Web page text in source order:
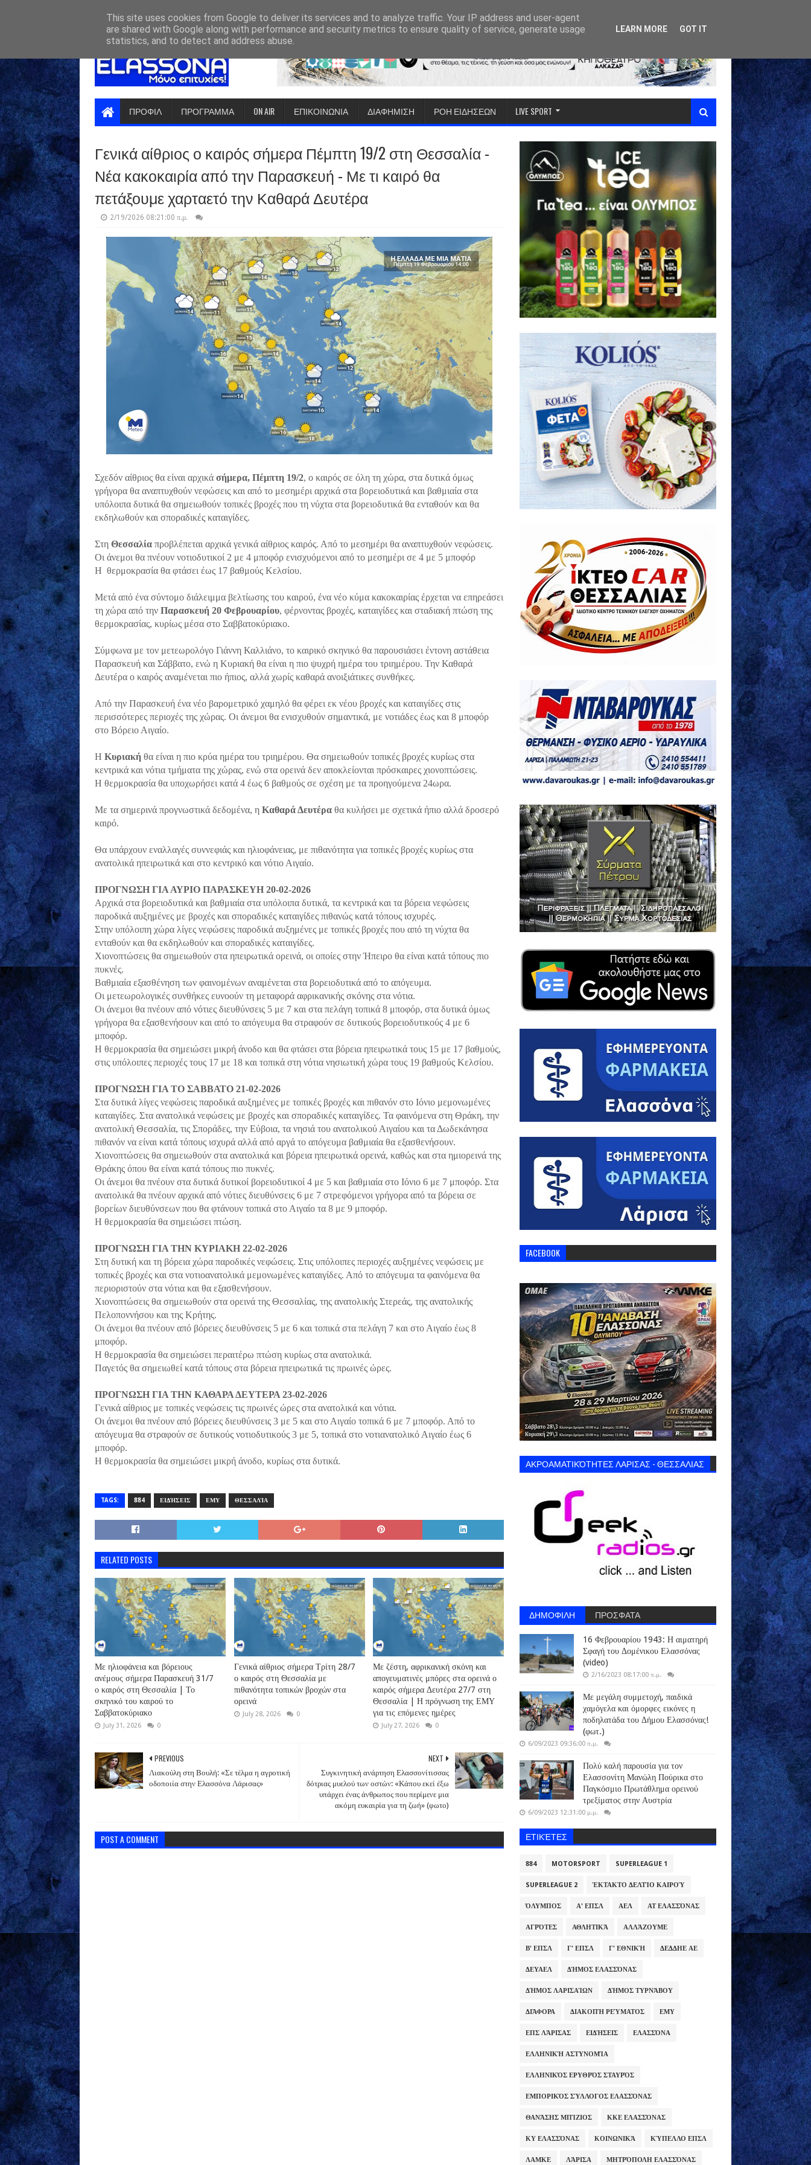
ΠΡΟΦΙΛ ΠΡΟΓΡΑΜΜΑ ON AIR ΕΠΙΚΟΙΝΩΝΙΑ ΔΙΑΦΗΜΙΣΗ ΡΟΗ ΕΙΔΗΣΕΩΝ LIVE SPORT
Γενικά αίθριος ο καιρός σήμερα Πέμπτη 19/2 στη Θεσσαλία -
Νέα κακοκαιρία από την Παρασκευή - Με τι καιρό θα
πετάξουμε χαρταετό την Καθαρά Δευτέρα
2/19/2026 08:21:00 π.μ.
Σχεδόν αίθριος θα είναι αρχικά σήμερα, Πέμπτη 19/2, ο καιρός σε όλη τη χώρα, στα δυτικά όμως
γρήγορα θα αναπτυχθούν νεφώσεις και από το μεσημέρι αρχικά στα βορειοδυτικά και βαθμιαία στα
υπόλοιπα δυτικά θα σημειωθούν τοπικές βροχές που τη νύχτα στα βορειοδυτικά θα ενταθούν και θα
εκδηλωθούν και σποραδικές καταιγίδες.
Στη Θεσσαλία προβλέπεται αρχικά γενικά αίθριος καιρός. Από το μεσημέρι θα αναπτυχθούν νεφώσεις.
Οι άνεμοι θα πνέουν νοτιοδυτικοί 2 με 4 μποφόρ ενισχυόμενοι από το μεσημέρι σε 4 με 5 μποφόρ
Η θερμοκρασία θα φτάσει έως 17 βαθμούς Κελσίου.
Μετά από ένα σύντομο διάλειμμα βελτίωσης του καιρού, ένα νέο κύμα κακοκαιρίας έρχεται να επηρεάσει
τη χώρα από την Παρασκευή 20 Φεβρουαρίου, φέρνοντας βροχές, καταιγίδες και σταδιακή πτώση της
θερμοκρασίας, κυρίως μέσα στο Σαββατοκύριακο.
Σύμφωνα με τον μετεωρολόγο Γιάννη Καλλιάνο, το καιρικό σκηνικό θα παρουσιάσει έντονη αστάθεια
Παρασκευή και Σάββατο, ενώ η Κυριακή θα είναι η πιο ψυχρή ημέρα του τριημέρου. Την Καθαρά
Δευτέρα ο καιρός αναμένεται πιο ήπιος, αλλά χωρίς καθαρά ανοιξιάτικες συνθήκες.
Από την Παρασκευή ένα νέο βαρομετρικό χαμηλό θα φέρει εκ νέου βροχές και καταιγίδες στις
περισσότερες περιοχές της χώρας. Οι άνεμοι θα ενισχυθούν σημαντικά, με νοτιάδες έως και 8 μποφόρ
στο Βόρειο Αιγαίο.
Η Κυριακή θα είναι η πιο κρύα ημέρα του τριημέρου. Θα σημειωθούν τοπικές βροχές κυρίως στα
κεντρικά και νότια τμήματα της χώρας, ενώ στα ορεινά δεν αποκλείονται πρόσκαιρες χιονοπτώσεις.
Η θερμοκρασία θα υποχωρήσει κατά 4 έως 6 βαθμούς σε σχέση με τα προηγούμενα 24ωρα.
Με τα σημερινά προγνωστικά δεδομένα, η Καθαρά Δευτέρα θα κυλήσει με σχετικά ήπιο αλλά δροσερό
καιρό.
Θα υπάρχουν εναλλαγές συννεφιάς και ηλιοφάνειας, με πιθανότητα για τοπικές βροχές κυρίως στα
ανατολικά ηπειρωτικά και στο κεντρικό και νότιο Αιγαίο.
ΠΡΟΓΝΩΣΗ ΓΙΑ ΑΥΡΙΟ ΠΑΡΑΣΚΕΥΗ 20-02-2026
Αρχικά στα βορειοδυτικά και βαθμιαία στα υπόλοιπα δυτικά, τα κεντρικά και τα βόρεια νεφώσεις
παροδικά αυξημένες με βροχές και σποραδικές καταιγίδες πιθανώς κατά τόπους ισχυρές.
Στην υπόλοιπη χώρα λίγες νεφώσεις παροδικά αυξημένες με τοπικές βροχές που από τη νύχτα θα
ενταθούν και θα εκδηλωθούν και σποραδικές καταιγίδες.
Χιονοπτώσεις θα σημειωθούν στα ηπειρωτικά ορεινά, οι οποίες στην Ήπειρο θα είναι κατά τόπους πιο
πυκνές.
Βαθμιαία εξασθένηση των φαινομένων αναμένεται στα βορειοδυτικά από το απόγευμα.
Οι μετεωρολογικές συνθήκες ευνοούν τη μεταφορά αφρικανικής σκόνης στα νότια.
Οι άνεμοι θα πνέουν από νότιες διευθύνσεις 5 με 7 και στα πελάγη τοπικά 8 μποφόρ, στα δυτικά όμως
γρήγορα θα εξασθενήσουν και από το απόγευμα θα στραφούν σε δυτικούς βορειοδυτικούς 4 με 6
μποφόρ.
Η θερμοκρασία θα σημειώσει μικρή άνοδο και θα φτάσει στα βόρεια ηπειρωτικά τους 15 με 17 βαθμούς,
στις υπόλοιπες περιοχές τους 17 με 18 και τοπικά στη νότια νησιωτική χώρα τους 19 βαθμούς Κελσίου.
ΠΡΟΓΝΩΣΗ ΓΙΑ ΤΟ ΣΑΒΒΑΤΟ 21-02-2026
Στα δυτικά λίγες νεφώσεις παροδικά αυξημένες με τοπικές βροχές και πιθανόν στο Ιόνιο μεμονωμένες
καταιγίδες. Στα ανατολικά νεφώσεις με βροχές και σποραδικές καταιγίδες. Τα φαινόμενα στη Θράκη, την
ανατολική Θεσσαλία, τις Σποράδες, την Εύβοια, τα νησιά του ανατολικού Αιγαίου και τα Δωδεκάνησα
πιθανόν να είναι κατά τόπους ισχυρά αλλά από αργά το απόγευμα βαθμιαία θα εξασθενήσουν.
Χιονοπτώσεις θα σημειωθούν στα ανατολικά και βόρεια ηπειρωτικά ορεινά, καθώς και στα ημιορεινά της
Θράκης όπου θα είναι κατά τόπους πιο πυκνές.
Οι άνεμοι θα πνέουν στα δυτικά δυτικοί βορειοδυτικοί 4 με 5 και βαθμιαία στο Ιόνιο 6 με 7 μποφόρ. Στα
ανατολικά θα πνέουν αρχικά από νότιες διευθύνσεις 6 με 7 στρεφόμενοι γρήγορα από τα βόρεια σε
βορείων διευθύνσεων που θα φτάνουν τοπικά στο Αιγαίο τα 8 με 9 μποφόρ.
Η θερμοκρασία θα σημειώσει πτώση.
ΠΡΟΓΝΩΣΗ ΓΙΑ ΤΗΝ ΚΥΡΙΑΚΗ 22-02-2026
Στη δυτική και τη βόρεια χώρα παροδικές νεφώσεις. Στις υπόλοιπες περιοχές αυξημένες νεφώσεις με
τοπικές βροχές και στα νοτιοανατολικά μεμονωμένες καταιγίδες. Από το απόγευμα τα φαινόμενα θα
περιοριστούν στα νότια και θα εξασθενήσουν.
Χιονοπτώσεις θα σημειωθούν στα ορεινά της Θεσσαλίας, της ανατολικής Στερεάς, της ανατολικής
Πελοποννήσου και της Κρήτης.
Οι άνεμοι θα πνέουν από βόρειες διευθύνσεις 5 με 6 και τοπικά στα πελάγη 7 και στο Αιγαίο έως 8
μποφόρ.
Η θερμοκρασία θα σημειώσει περαιτέρω πτώση κυρίως στα ανατολικά.
Παγετός θα σημειωθεί κατά τόπους στα βόρεια ηπειρωτικά τις πρωινές ώρες.
ΠΡΟΓΝΩΣΗ ΓΙΑ ΤΗΝ ΚΑΘΑΡΑ ΔΕΥΤΕΡΑ 23-02-2026
Γενικά αίθριος με τοπικές νεφώσεις τις πρωινές ώρες στα ανατολικά και νότια.
Οι άνεμοι θα πνέουν από βόρειες διευθύνσεις 3 με 5 και στο Αιγαίο τοπικά 6 με 7 μποφόρ. Από το
απόγευμα θα στραφούν σε δυτικούς νοτιοδυτικούς 3 με 5, τοπικά στο νοτιανατολικό Αιγαίο έως 6
μποφόρ.
Η θερμοκρασία θα σημειώσει μικρή άνοδο, κυρίως στα δυτικά.
TAGS: 884 ΕΙΔΉΣΕΙΣ ΕΜΥ ΘΕΣΣΑΛΊΑ
RELATED POSTS
Με ηλιοφάνεια και βόρειους
ανέμους σήμερα Παρασκευή 31/7
ο καιρός στη Θεσσαλία | Το
σκηνικό του καιρού το
Σαββατοκύριακο
July 31, 2026 0
Γενικά αίθριος σήμερα Τρίτη 28/7
ο καιρός στη Θεσσαλία με
πιθανότητα τοπικών βροχών στα
ορεινά
July 28, 2026 0
Με ζέστη, αφρικανική σκόνη και
απογευματινές μπόρες στα ορεινά ο
καιρός σήμερα Δευτέρα 27/7 στη
Θεσσαλία | Η πρόγνωση της ΕΜΥ
για τις επόμενες ημέρες
July 27, 2026 0
NEXT
Συγκινητική ανάρτηση Ελασσονίτισσας
δότριας μυελού των οστών: «Κάπου εκεί έξω
υπάρχει ένας άνθρωπος που περίμενε μια
ακόμη ευκαιρία για τη ζωή» (φωτο)
PREVIOUS
Λιακούλη στη Βουλή: «Σε τέλμα η αγροτική
οδοποιία στην Ελασσόνα Λάρισας»
POST A COMMENT
FACEBOOK
ΑΚΡΟΑΜΑΤΙΚΌΤΗΤΕΣ ΛΑΡΙΣΑΣ - ΘΕΣΣΑΛΙΑΣ
ΔΗΜΟΦΙΛΗ ΠΡΟΣΦΑΤΑ
16 Φεβρουαρίου 1943: Η αιματηρή
Σφαγή του Δομένικου Ελασσόνας
(video)
2/16/2023 08:17:00 π.μ.
Με μεγάλη συμμετοχή, παιδικά
χαμόγελα και όμορφες εικόνες η
ποδηλατάδα του Δήμου Ελασσόνας!
(φωτ.)
6/09/2023 09:36:00 π.μ.
Πολύ καλή παρουσία για τον
Ελασσονίτη Μανώλη Πούρικα στο
Παγκόσμιο Πρωτάθλημα ορεινού
τρεξίματος στην Αυστρία
6/09/2023 12:31:00 μ.μ.
ΕΤΙΚΈΤΕΣ
884 MOTORSPORT SUPERLEAGUE 1
SUPERLEAGUE 2 ΈΚΤΑΚΤΟ ΔΕΛΤΊΟ ΚΑΙΡΟΎ
ΌΛΥΜΠΟΣ Α' ΕΠΣΛ ΑΕΛ ΑΤ ΕΛΑΣΣΌΝΑΣ
ΑΓΡΌΤΕΣ ΑΘΛΗΤΙΚΆ ΑΛΛΆΖΟΥΜΕ
Β' ΕΠΣΛ Γ' ΕΠΣΛ Γ' ΕΘΝΙΚΉ ΔΕΔΔΗΕ ΑΕ
ΔΕΥΑΕΛ ΔΉΜΟΣ ΕΛΑΣΣΌΝΑΣ
ΔΉΜΟΣ ΛΑΡΙΣΑΊΩΝ ΔΉΜΟΣ ΤΥΡΝΆΒΟΥ
ΔΙΆΦΟΡΑ ΔΙΑΚΟΠΉ ΡΕΎΜΑΤΟΣ ΕΜΥ
ΕΠΣ ΛΆΡΙΣΑΣ ΕΙΔΉΣΕΙΣ ΕΛΑΣΣΌΝΑ
ΕΛΛΗΝΙΚΉ ΑΣΤΥΝΟΜΊΑ
ΕΛΛΗΝΙΚΌΣ ΕΡΥΘΡΌΣ ΣΤΑΥΡΌΣ
ΕΜΠΟΡΙΚΌΣ ΣΎΛΛΟΓΟΣ ΕΛΑΣΣΌΝΑΣ
ΘΑΝΆΣΗΣ ΜΠΊΖΙΟΣ ΚΚΕ ΕΛΑΣΣΌΝΑΣ
ΚΥ ΕΛΑΣΣΌΝΑΣ ΚΟΙΝΩΝΙΚΆ ΚΎΠΕΛΛΟ ΕΠΣΛ
ΛΑΜΚΕ ΛΆΡΙΣΑ ΜΗΤΡΌΠΟΛΗ ΕΛΑΣΣΌΝΑΣ
This site uses cookies from Google to deliver its services and to analyze traffic. Your IP address and user-agent
are shared with Google along with performance and security metrics to ensure quality of service, generate usage
statistics, and to detect and address abuse.
LEARN MORE GOT IT